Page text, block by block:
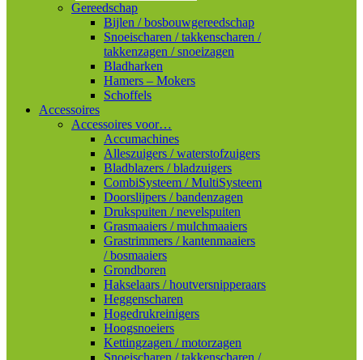
Gereedschap
Bijlen / bosbouwgereedschap
Snoeischaren / takkenscharen /
takkenzagen / snoeizagen
Bladharken
Hamers – Mokers
Schoffels
Accessoires
Accessoires voor…
Accumachines
Alleszuigers / waterstofzuigers
Bladblazers / bladzuigers
CombiSysteem / MultiSysteem
Doorslijpers / bandenzagen
Drukspuiten / nevelspuiten
Grasmaaiers / mulchmaaiers
Grastrimmers / kantenmaaiers
/ bosmaaiers
Grondboren
Hakselaars / houtversnipperaars
Heggenscharen
Hogedrukreinigers
Hoogsnoeiers
Kettingzagen / motorzagen
Snoeischaren / takkenscharen /